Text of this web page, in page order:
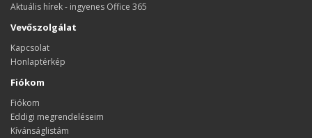
Aktuális hírek - ingyenes Office 365
Vevőszolgálat
Kapcsolat
Honlaptérkép
Fiókom
Fiókom
Eddigi megrendeléseim
Kívánságlistám